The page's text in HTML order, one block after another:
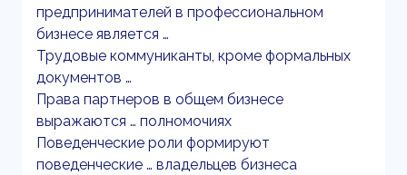
предпринимателей в профессиональном
бизнесе является …
Трудовые коммуниканты, кроме формальных
документов …
Права партнеров в общем бизнесе
выражаются … полномочиях
Поведенческие роли формируют
поведенческие … владельцев бизнеса